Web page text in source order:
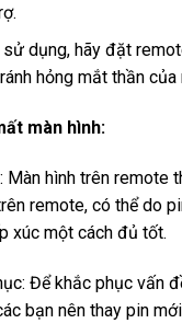
sử dụng, hãy đặt
hỏng mắt thần của
màn hình:
Màn hình trên
remote, có thể do
xúc một cách đủ tốt.
Để khắc phục vấn
bạn nên thay pin